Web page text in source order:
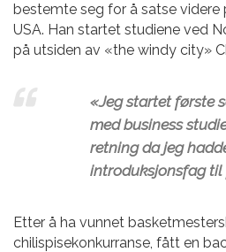
bestemte seg for å satse videre
USA. Han startet studiene ved
på utsiden av «the windy city»
«Jeg startet første
med business
retning da jeg
introduksjonsfag til
Etter å ha vunnet
chilispisekonkurranse, fått en